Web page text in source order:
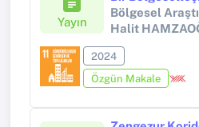
Yayın
Bölgesel
Halit
2024
Özgün Makale